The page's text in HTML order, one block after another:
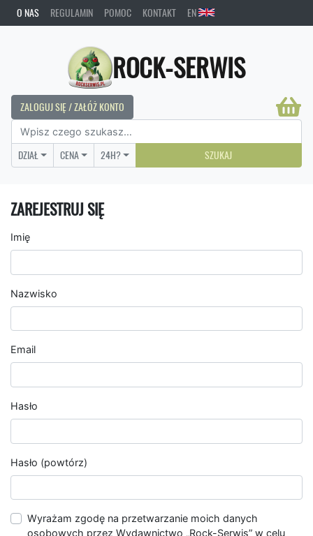
O NAS REGULAMIN POMOC KONTAKT EN
ROCK-SERWIS
ZALOGUJ SIĘ / ZAŁÓŻ KONTO
DZIAŁ CENA 24H? SZUKAJ
ZAREJESTRUJ SIĘ
Imię
Nazwisko
Email
Hasło
Hasło (powtórz)
Wyrażam zgodę na przetwarzanie moich danych
osobowych przez Wydawnictwo „Rock-Serwis” w celu